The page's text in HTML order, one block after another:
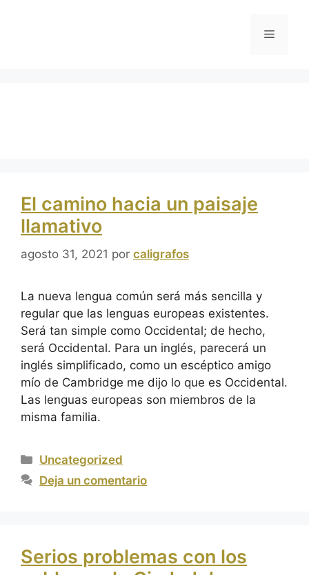
El camino hacia un paisaje
llamativo
agosto 31, 2021 por caligrafos
La nueva lengua común será más sencilla y
regular que las lenguas europeas existentes.
Será tan simple como Occidental; de hecho,
será Occidental. Para un inglés, parecerá un
inglés simplificado, como un escéptico amigo
mío de Cambridge me dijo lo que es Occidental.
Las lenguas europeas son miembros de la
misma familia.
Uncategorized
Deja un comentario
Serios problemas con los